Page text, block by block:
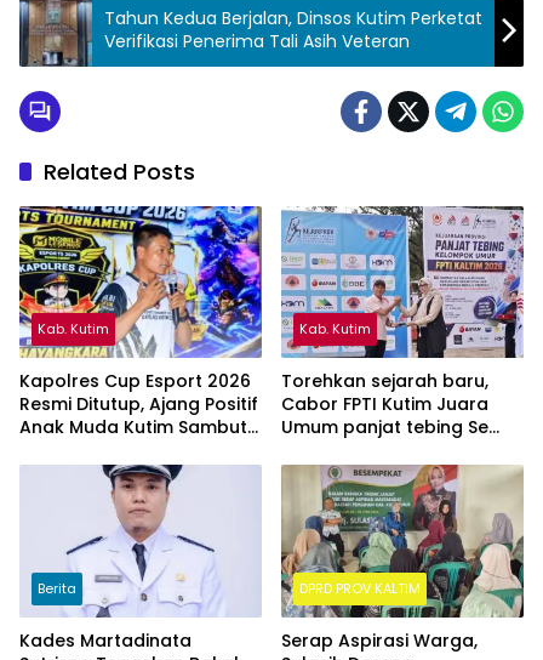
Tahun Kedua Berjalan, Dinsos Kutim Perketat
Verifikasi Penerima Tali Asih Veteran
Related Posts
Kab. Kutim
Kapolres Cup Esport 2026
Resmi Ditutup, Ajang Positif
Anak Muda Kutim Sambut
Kab. Kutim
Torehkan sejarah baru,
Cabor FPTI Kutim Juara
Umum panjat tebing Se
Berita
Kades Martadinata
DPRD PROV KALTIM
Serap Aspirasi Warga,